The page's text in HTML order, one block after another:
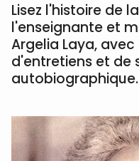
Lisez l'histoire de
l'enseignante et
Argelia Laya,
d'entretiens et de
autobiographique.